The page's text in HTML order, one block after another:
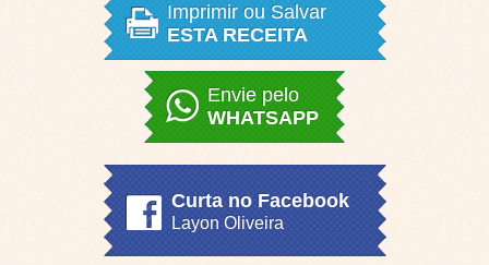
Imprimir ou Salvar
ESTA RECEITA
Envie pelo
WHATSAPP
Curta no Facebook
Layon Oliveira